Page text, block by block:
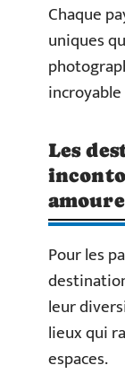
Chaque
uniques
Les
Pour les
leur
lieux qui
espaces.